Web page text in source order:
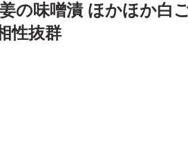
の味噌漬 ほかほか白
性抜群